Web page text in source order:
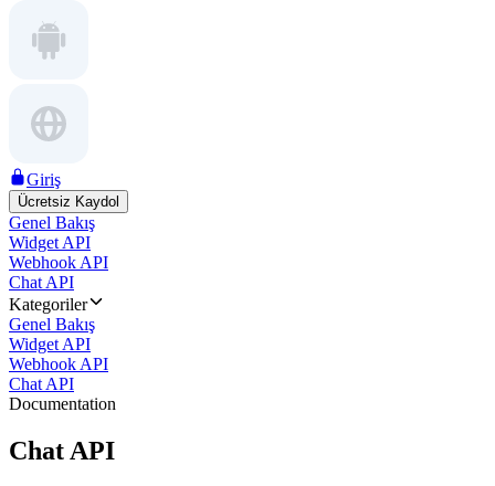
Giriş
Ücretsiz Kaydol
Genel Bakış
Widget API
Webhook API
Chat API
Kategoriler
Genel Bakış
Widget API
Webhook API
Chat API
Documentation
Chat API